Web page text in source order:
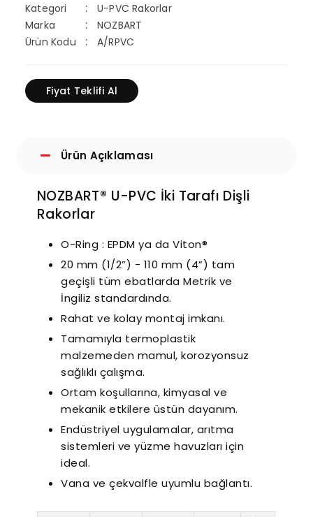
Kategori
U-PVC Rakorlar
Marka
NOZBART
Ürün Kodu
A/RPVC
Fiyat Teklifi Al
Ürün Açıklaması
NOZBART® U-PVC İki Tarafı Dişli
Rakorlar
O-Ring : EPDM ya da Viton®
20 mm (1/2”) - 110 mm (4”) tam
geçişli tüm ebatlarda Metrik ve
İngiliz standardında.
Rahat ve kolay montaj imkanı.
Tamamıyla termoplastik
malzemeden mamul, korozyonsuz
sağlıklı çalışma.
Ortam koşullarına, kimyasal ve
mekanik etkilere üstün dayanım.
Endüstriyel uygulamalar, arıtma
sistemleri ve yüzme havuzları için
ideal.
Vana ve çekvalfle uyumlu bağlantı.